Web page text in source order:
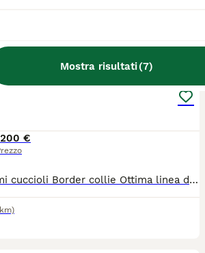
Mostra risultati(7)
da lavoro
€
Disponibili bellissimi cuccioli Border collie Ottima linea di sangue da lavoro Entrambi i genitori sono visibili,testati per le malattie genetiche e completamente clear Esenti displasia anche e gomiti Dna depositato Entrambi praticano sheepdog I cuccioli verranno ceduti Sverminati Vaccinati Iscritti all anagrafe canina In possesso di pedigree Enci Socializzati con persone e animali Abituati agli spostamenti in macchina Sono graditi contatti telefonici